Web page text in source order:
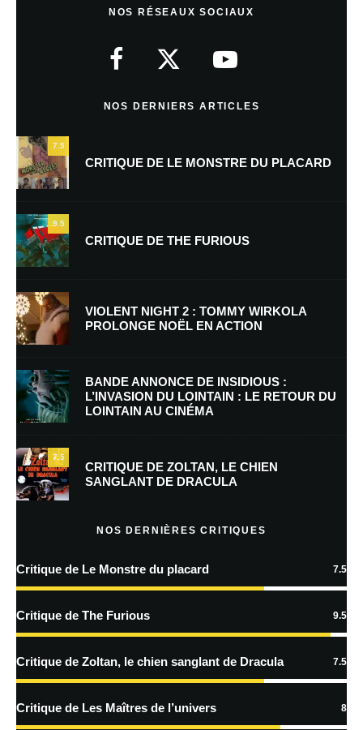
NOS RÉSEAUX SOCIAUX
NOS DERNIERS ARTICLES
7.5
CRITIQUE DE LE MONSTRE DU PLACARD
9.5
CRITIQUE DE THE FURIOUS
VIOLENT NIGHT 2 : TOMMY WIRKOLA
PROLONGE NOËL EN ACTION
BANDE ANNONCE DE INSIDIOUS :
L’INVASION DU LOINTAIN : LE RETOUR DU
LOINTAIN AU CINÉMA
7.5
CRITIQUE DE ZOLTAN, LE CHIEN
SANGLANT DE DRACULA
NOS DERNIÈRES CRITIQUES
Critique de Le Monstre du placard 7.5
Critique de The Furious 9.5
Critique de Zoltan, le chien sanglant de Dracula 7.5
Critique de Les Maîtres de l’univers 8